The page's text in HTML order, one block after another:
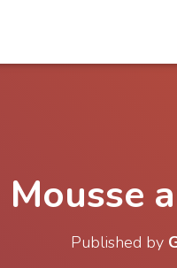
Mousse
Published by